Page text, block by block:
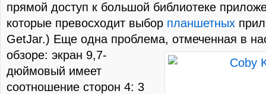
прямой доступ к большой библиотеке
которые превосходит выбор планшетных
GetJar.) Еще одна проблема, отмеченная в
обзоре: экран 9,7-
дюймовый имеет
соотношение сторон 4: 3